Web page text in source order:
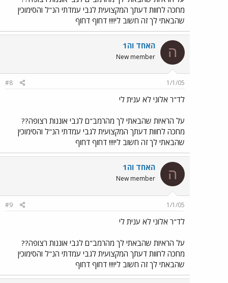
מחכה לחוות דעתך המקצועית לגבי עמדתי הנ"ל והסימוכין
שהבאתי לך זה חשוב לי!!!! דחוף דחוף
ה האחד וה1
New member
1/1/05
#8
לד"ר אלוני לא ענית לי
על הראיות שהבאתי לך מהרמב"ם לגבי אוננות רצופה??
מחכה לחוות דעתך המקצועית לגבי עמדתי הנ"ל והסימוכין
שהבאתי לך זה חשוב לי!!!! דחוף דחוף
ה האחד וה1
New member
1/1/05
#9
לד"ר אלוני לא ענית לי
על הראיות שהבאתי לך מהרמב"ם לגבי אוננות רצופה??
מחכה לחוות דעתך המקצועית לגבי עמדתי הנ"ל והסימוכין
שהבאתי לך זה חשוב לי!!!! דחוף דחוף